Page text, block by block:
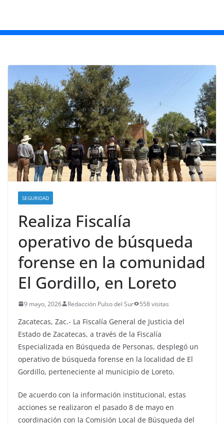
SEGURIDAD
Realiza Fiscalía
operativo de búsqueda
forense en la comunidad
El Gordillo, en Loreto
9 mayo, 2026 Redacción Pulso del Sur 558 visitas
Zacatecas, Zac.- La Fiscalía General de Justicia del
Estado de Zacatecas, a través de la Fiscalía
Especializada en Búsqueda de Personas, desplegó un
operativo de búsqueda forense en la localidad de El
Gordillo, perteneciente al municipio de Loreto.
De acuerdo con la información institucional, estas
acciones se realizaron el pasado 8 de mayo en
coordinación con la Comisión Local de Búsqueda del